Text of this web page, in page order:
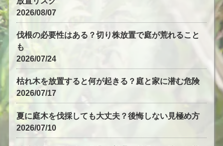
2026/08/07
伐根の必要性はある？切り株放置で庭が荒れること
も
2026/07/24
枯れ木を放置すると何が起きる？庭と家に潜む危険
2026/07/17
夏に庭木を伐採しても大丈夫？後悔しない見極め方
2026/07/10